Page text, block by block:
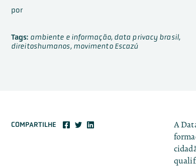
por
Tags: ambiente e informação, data privacy brasil,
direitoshumanos, movimento Escazú
COMPARTILHE A